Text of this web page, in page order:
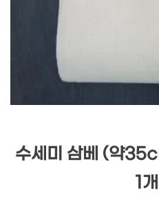
수세미 삼베 (약
1